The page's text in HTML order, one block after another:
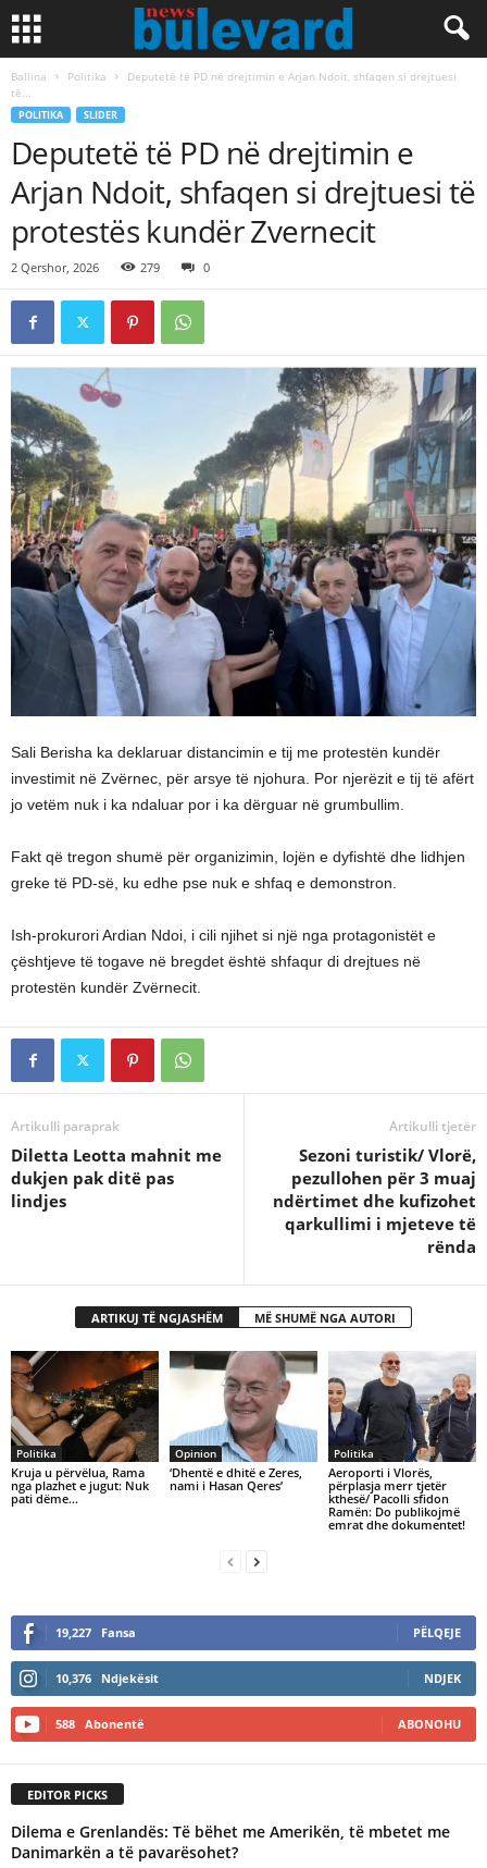
Ballina Politika
Deputetë të PD në drejtimin e Arjan Ndoit, shfaqen si drejtuesi
të...
POLITIKA SLIDER
Deputetë të PD në drejtimin e
Arjan Ndoit, shfaqen si drejtuesi të
protestës kundër Zvernecit
2 Qershor, 2026 279 0
Sali Berisha ka deklaruar distancimin e tij me protestën kundër
investimit në Zvërnec, për arsye të njohura. Por njerëzit e tij të afërt
jo vetëm nuk i ka ndaluar por i ka dërguar në grumbullim.
Fakt që tregon shumë për organizimin, lojën e dyfishtë dhe lidhjen
greke të PD-së, ku edhe pse nuk e shfaq e demonstron.
Ish-prokurori Ardian Ndoi, i cili njihet si një nga protagonistët e
çështjeve të togave në bregdet është shfaqur di drejtues në
protestën kundër Zvërnecit.
Artikulli paraprak
Diletta Leotta mahnit me
dukjen pak ditë pas
lindjes
Artikulli tjetër
Sezoni turistik/ Vlorë,
pezullohen për 3 muaj
ndërtimet dhe kufizohet
qarkullimi i mjeteve të
rënda
ARTIKUJ TË NGJASHËM MË SHUMË NGA AUTORI
Politika
Kruja u përvëlua, Rama
nga plazhet e jugut: Nuk
pati dëme…
Opinion
‘Dhentë e dhitë e Zeres,
nami i Hasan Qeres’
Politika
Aeroporti i Vlorës,
përplasja merr tjetër
kthesë/ Pacolli sfidon
Ramën: Do publikojmë
emrat dhe dokumentet!
19,227 Fansa PËLQEJE
10,376 Ndjekësit NDJEK
588 Abonentë ABONOHU
EDITOR PICKS
Dilema e Grenlandës: Të bëhet me Amerikën, të mbetet me
Danimarkën a të pavarësohet?